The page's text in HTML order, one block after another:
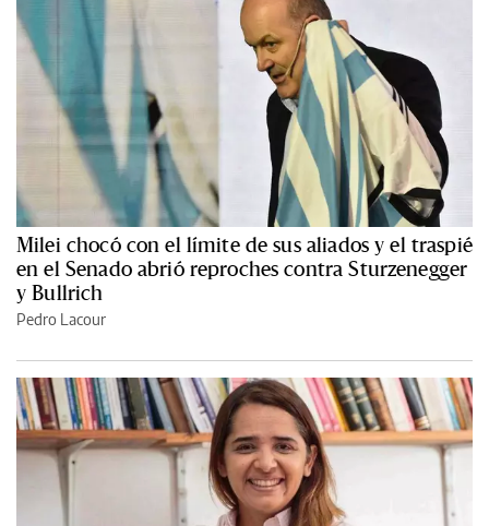
Milei chocó con el límite de sus aliados y el traspié
en el Senado abrió reproches contra Sturzenegger
y Bullrich
Pedro Lacour